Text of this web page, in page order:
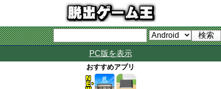
PC版を表示
おすすめアプリ